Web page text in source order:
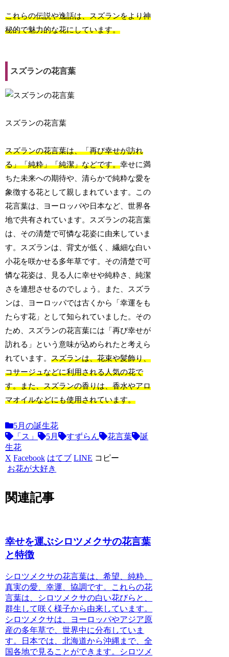
これらの伝説や逸話は、スズランをより神
秘的で魅力的な花にしています。
スズランの花言葉
スズランの花言葉
スズランの花言葉は、「再び幸せが訪れ
る」「純粋」「純潔」などです。幸せに満
ちた未来への期待や、清らかで純粋な愛を
象徴する花として親しまれています。この
花言葉は、ヨーロッパや日本など、世界各
地で共有されています。スズランの花言葉
は、その清楚で可憐な花姿に由来していま
す。スズランは、背丈が低く、繊細な白い
小花を咲かせる多年草です。その清楚で可
憐な花姿は、見る人に幸せや純粋さ、純潔
さを連想させるのでしょう。また、スズラ
ンは、ヨーロッパでは古くから「幸運をも
たらす花」として知られていました。その
ため、スズランの花言葉には「再び幸せが
訪れる」という意味が込められたと考えら
れています。スズランは、花束や髪飾り、
コサージュなどに利用される人気の花で
す。また、スズランの香りは、香水やアロ
マオイルなどにも使用されています。
5月の誕生花
「ス」
5月 すずらん 花言葉
誕
生花
X Facebook はてブ LINE コピー
お花が大好き
関連記事
幸せを運ぶシロツメクサの花言葉
と特徴
シロツメクサの花言葉は、希望、純粋、
真実の愛、幸運、協調です。
これらの花
言葉は、シロツメクサの白い花びらと、
群生して咲く様子から由来しています。
シロツメクサは、ヨーロッパやアジア原
産の多年草で、世界中に分布していま
す。日本では、北海道から沖縄まで、全
国各地で見ることができます。シロツメ